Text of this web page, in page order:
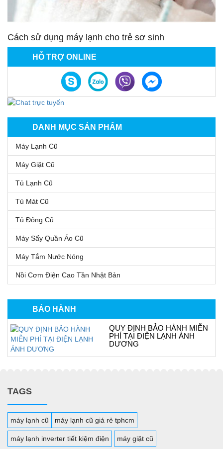
HỖ TRỢ ONLINE
DANH MỤC SẢN PHẨM
Máy Lạnh Cũ
Máy Giặt Cũ
Tủ Lạnh Cũ
Tủ Mát Cũ
Tủ Đông Cũ
Máy Sấy Quần Áo Cũ
Máy Tắm Nước Nóng
Nồi Cơm Điện Cao Tần Nhật Bản
BẢO HÀNH
QUY ĐỊNH BẢO HÀNH MIỄN
PHÍ TẠI ĐIỆN LẠNH ÁNH
DƯƠNG
Cách sử dụng máy lạnh cho trẻ sơ sinh
TAGS
máy lạnh cũ máy lạnh cũ giá rẻ tphcm
máy lạnh inverter tiết kiệm điện máy giặt cũ